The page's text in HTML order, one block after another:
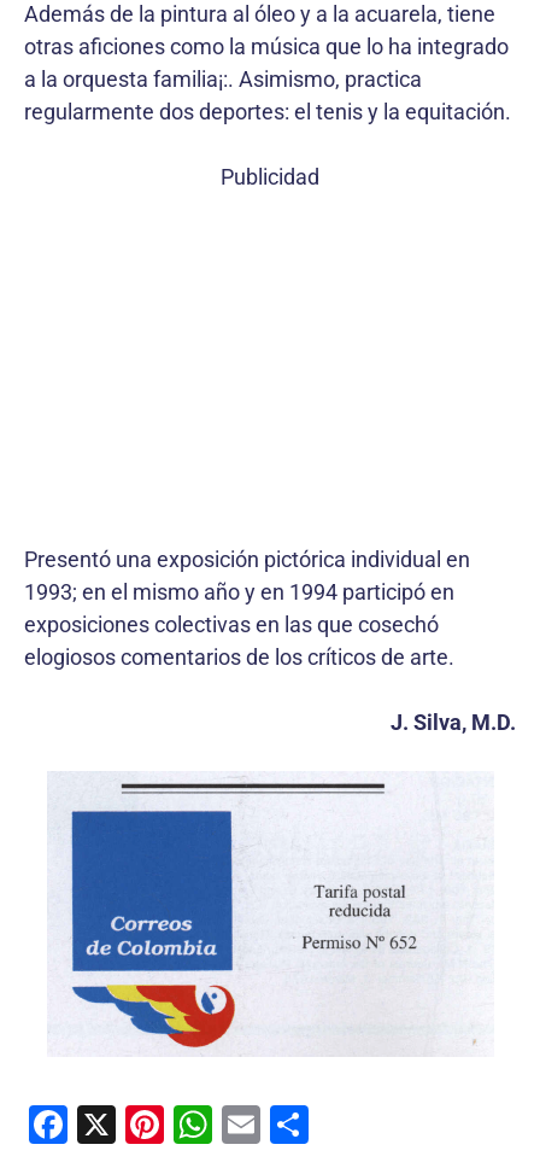
Además de la pintura al óleo y a la acuarela, tiene
otras aficiones como la música que lo ha integrado
a la orquesta familia¡:. Asimismo, practica
regularmente dos deportes: el tenis y la equitación.
Publicidad
Presentó una exposición pictórica individual en
1993; en el mismo año y en 1994 participó en
exposiciones colectivas en las que cosechó
elogiosos comentarios de los críticos de arte.
J. Silva, M.D.
F
X
Pi
W
E